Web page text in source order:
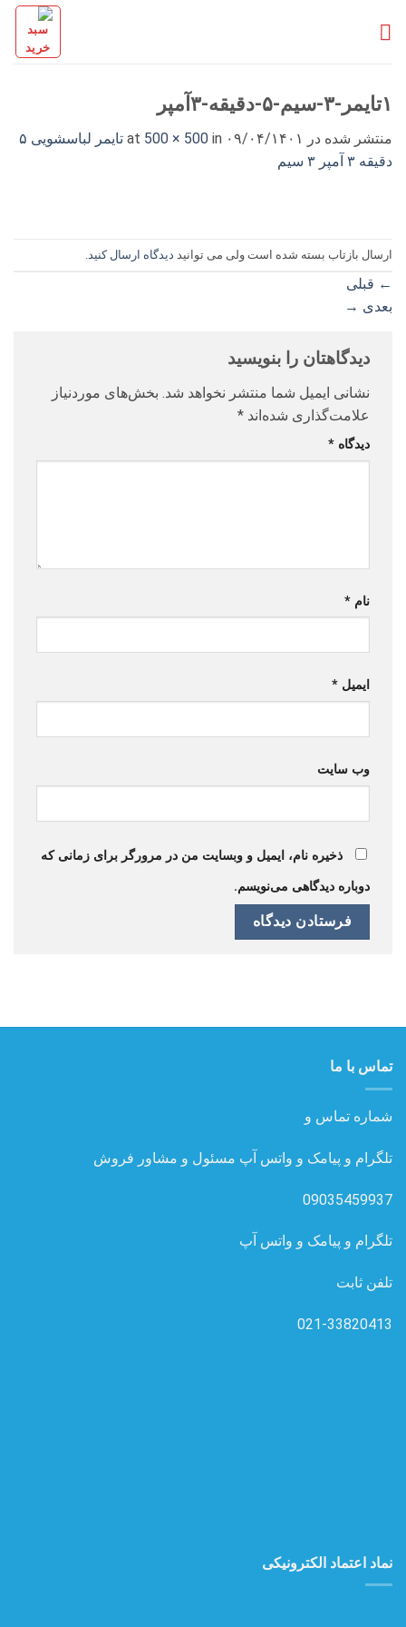
۱تایمر-۳-سیم-۵-دقیقه-۳آمپر
منتشر شده در ۰۹/۰۴/۱۴۰۱ 500 × 500 in
تایمر لباسشویی ۵
دقیقه ۳ آمپر ۳ سیم
ارسال بازتاب بسته شده است ولی می توانید دیدگاه ارسال کنید
← قبلی
بعدی →
دیدگاهتان را بنویسید
نشانی ایمیل شما منتشر نخواهد شد. بخش‌های موردنیاز
علامت‌گذاری شده‌اند *
دیدگاه *
نام *
ایمیل *
وب‌ سایت
ذخیره نام، ایمیل و وبسایت من در مرورگر برای زمانی که
دوباره دیدگاهی می‌نویسم.
تماس با ما
شماره تماس و
تلگرام و پیامک و واتس آپ مسئول و مشاور فروش
09035459937
تلگرام و پیامک و واتس آپ
تلفن ثابت
021-33820413
نماد اعتماد الکترونیکی